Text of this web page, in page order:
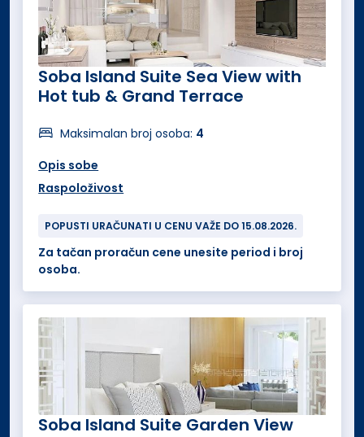
Soba Island Suite Sea View with
Hot tub & Grand Terrace
Maksimalan broj osoba: 4
Opis sobe
Raspoloživost
POPUSTI URAČUNATI U CENU VAŽE DO 15.08.2026.
Za tačan proračun cene unesite period i broj
osoba.
Soba Island Suite Garden View